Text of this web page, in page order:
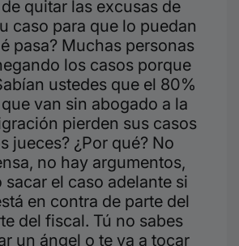
quitar las excusas de
caso para que lo puedan
pasa? Muchas personas
los casos porque
ustedes que el 80%
van sin abogado a la
pierden sus casos
jueces? ¿Por qué? No
no hay argumentos,
el caso adelante si
en contra de parte del
del fiscal. Tú no sabes
un ángel o te va a tocar